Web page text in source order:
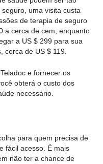
uma visita custa
de terapia de seguro
a cerca de cem, enquanto
a US $ 299 para sua
cerca de US $ 119.
e fornecer os
obterá o custo dos
necessário.
para quem precisa de
fácil acesso. É mais
não ter a chance de